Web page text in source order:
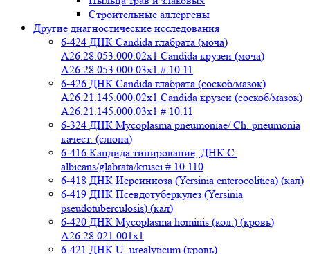
Строительные аллергены
Другие диагностические исследования
6-424 ДНК Candida глабрата (моча)
A26.28.053.000.02x1 Candida крузеи (моча)
A26.28.053.000.03x1 # 10.11
6-426 ДНК Candida глабрата (соскоб/мазок)
A26.21.145.000.02x1 Candida крузеи (соскоб/мазок)
A26.21.145.000.03x1 # 10.11
6-324 ДНК Mycoplasma pneumoniae/ Ch. pneumonia
качест. (слюна)
6-416 Кандида типирование, ДНК C.
albicans/glabrata/krusei # 10.110
6-418 ДНК Иерсиниоза (Yersinia enterocolitica) (кал)
6-419 ДНК Псевдотуберкулез (Yersinia
pseudotuberculosis) (кал)
6-420 ДНК Mycoplasma hominis (кол.) (кровь)
A26.28.021.001x1
6-421 ДНК U. urealyticum (кровь)